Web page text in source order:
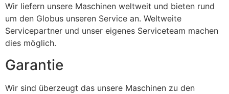
Wir liefern unsere Maschinen weltweit und bieten rund
um den Globus unseren Service an. Weltweite
Servicepartner und unser eigenes Serviceteam machen
dies möglich.
Garantie
Wir sind überzeugt das unsere Maschinen zu den